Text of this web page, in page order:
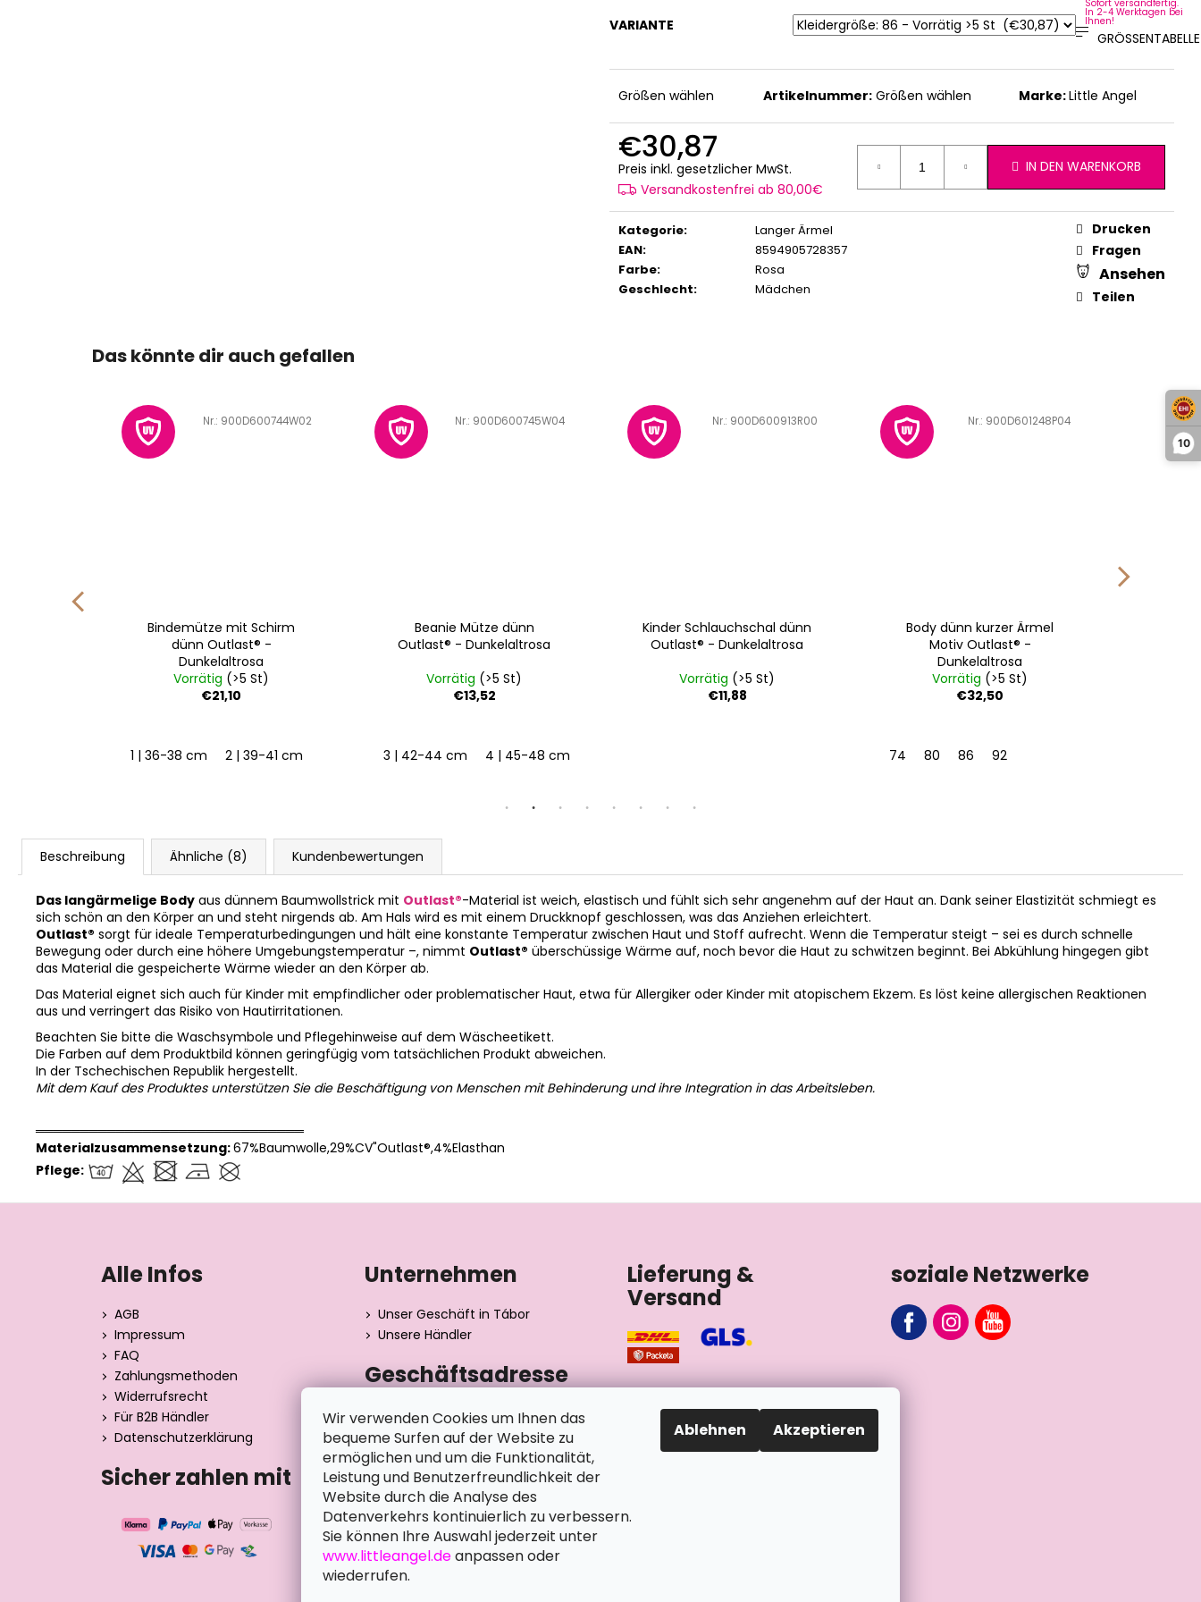
10
Wir verwenden Cookies um Ihnen das
bequeme Surfen auf der Website zu
ermöglichen und um die Funktionalität,
Leistung und Benutzerfreundlichkeit der
Website durch die Analyse des
Datenverkehrs kontinuierlich zu verbessern.
Sie können Ihre Auswahl jederzeit unter
www.littleangel.deanpassen oder
wiederrufen.
Ablehnen Akzeptieren
VARIANTE
Sofort versandfertig.
In 2-4 Werktagen bei
Ihnen!
GRÖSSENTABELLE
Größen wählen Artikelnummer: Größen wählen Marke:Little Angel
€30,87
Preis inkl. gesetzlicher MwSt.
Versandkostenfrei ab 80,00€
IN DEN WARENKORB
Kategorie:
Langer Ärmel
EAN:
8594905728357
Farbe:
Rosa
Geschlecht: Mädchen
Drucken
Fragen
Ansehen
Teilen
Das könnte dir auch gefallen
128
Bindemütze mit Schirm
dünn Outlast® -
Dunkelaltrosa
Vorrätig (>5 St)
€21,10
1 | 36-38 cm 2 | 39-41 cm 3 | 42-44 cm
Art.-Nr.: 900D600744W02
Beanie Mütze dünn
Outlast® - Dunkelaltrosa
Vorrätig (>5 St)
€13,52
3 | 42-44 cm 4 | 45-48 cm
Art.-Nr.: 900D600745W04
Kinder Schlauchschal dünn
Outlast® - Dunkelaltrosa
Vorrätig (>5 St)
€11,88
Art.-Nr.: 900D600913R00
Body dünn kurzer Ärmel
Motiv Outlast® -
Dunkelaltrosa
Vorrätig (>5 St)
€32,50
74 80 86 92
Art.-Nr.: 900D601248P04
Beschreibung Ähnliche (8) Kundenbewertungen
Das langärmelige Body aus dünnem Baumwollstrick mit Outlast®-Material ist weich, elastisch und fühlt sich sehr angenehm auf der Haut an. Dank seiner Elastizität schmiegt es
sich schön an den Körper an und steht nirgends ab. Am Hals wird es mit einem Druckknopf geschlossen, was das Anziehen erleichtert.
Outlast® sorgt für ideale Temperaturbedingungen und hält eine konstante Temperatur zwischen Haut und Stoff aufrecht. Wenn die Temperatur steigt – sei es durch schnelle
Bewegung oder durch eine höhere Umgebungstemperatur –, nimmt Outlast® überschüssige Wärme auf, noch bevor die Haut zu schwitzen beginnt. Bei Abkühlung hingegen gibt
das Material die gespeicherte Wärme wieder an den Körper ab.
Das Material eignet sich auch für Kinder mit empfindlicher oder problematischer Haut, etwa für Allergiker oder Kinder mit atopischem Ekzem. Es löst keine allergischen Reaktionen
aus und verringert das Risiko von Hautirritationen.
Beachten Sie bitte die Waschsymbole und Pflegehinweise auf dem Wäscheetikett.
Die Farben auf dem Produktbild können geringfügig vom tatsächlichen Produkt abweichen.
In der Tschechischen Republik hergestellt.
Mit dem Kauf des Produktes unterstützen Sie die Beschäftigung von Menschen mit Behinderung und ihre Integration in das Arbeitsleben.
══════════════════════════════
Materialzusammensetzung:67%Baumwolle,29%CV"Outlast®,4%Elasthan
Pflege:
F
Alle Infos
AGB
Impressum
FAQ
Zahlungsmethoden
Widerrufsrecht
Für B2B Händler
Datenschutzerklärung
Sicher zahlen mit
Unternehmen
Unser Geschäft in Tábor
Unsere Händler
Geschäftsadresse
Dita výrobní družstvo invalidů
Stránského 2510/1
390 02 Tábor
Tschechische Republik
Lieferung &
Versand
soziale Netzwerke